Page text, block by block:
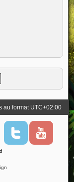
au format UTC+02:00
T
i
Y
u